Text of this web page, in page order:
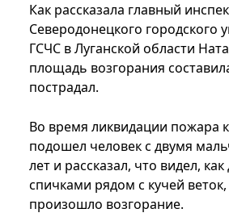
Как рассказала главный
Северодонецкого городского
ГСЧС в Луганской области
площадь возгорания
пострадал.
Во время ликвидации пожара
подошел человек с двумя
лет и рассказал, что видел,
спичками рядом с кучей веток,
произошло возгорание.